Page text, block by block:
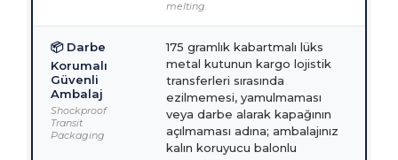
melting.
📦 Darbe
Korumalı
Güvenli
Ambalaj
Shockproof
Transit
Packaging
175 gramlık kabartmalı lüks
metal kutunun kargo lojistik
transferleri sırasında
ezilmemesi, yamulmaması
veya darbe alarak kapağının
açılmaması adına; ambalajınız
kalın koruyucu balonlu